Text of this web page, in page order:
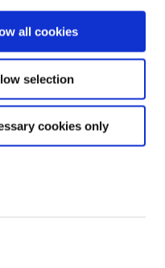
all cookies
selection
cookies only